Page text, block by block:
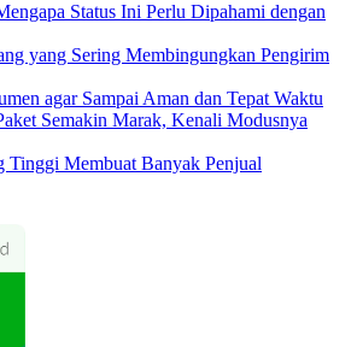
Status Ini Perlu Dipahami dengan
yang Sering Membingungkan Pengirim
agar Sampai Aman dan Tepat Waktu
Semakin Marak, Kenali Modusnya
Tinggi Membuat Banyak Penjual